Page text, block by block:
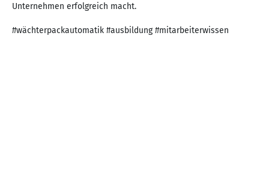
Unternehmen erfolgreich macht.
#wächterpackautomatik #ausbildung #mitarbeiterwissen